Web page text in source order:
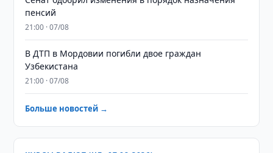
пенсий
21:00 · 07/08
В ДТП в Мордовии погибли двое граждан
Узбекистана
21:00 · 07/08
Больше новостей →